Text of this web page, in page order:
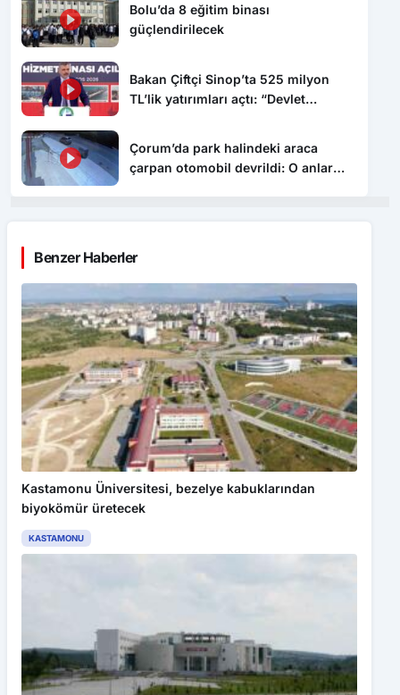
Bolu’da 8 eğitim binası
güçlendirilecek
Bakan Çiftçi Sinop’ta 525 milyon
TL’lik yatırımları açtı: “Devlet
Çorum’da park halindeki araca
çarpan otomobil devrildi: O anlar
Benzer Haberler
Kastamonu Üniversitesi, bezelye kabuklarından
biyokömür üretecek
KASTAMONU